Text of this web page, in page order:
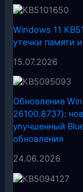
Windows 11
утечки памяти
15.07.2026
Обновление
26100.8737):
улучшенный
обновления
24.06.2026